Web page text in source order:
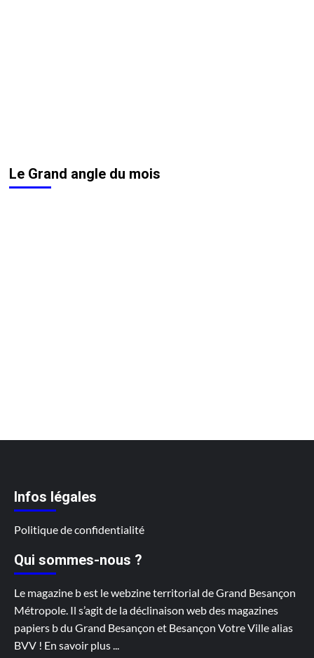
Le Grand angle du mois
Infos légales
Politique de confidentialité
Qui sommes-nous ?
Le magazine b est le webzine territorial de Grand Besançon
Métropole. Il s’agit de la déclinaison web des magazines
papiers b du Grand Besançon et Besançon Votre Ville alias
BVV ! En savoir plus...